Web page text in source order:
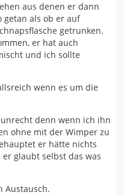
aus denen er dann
getan als ob er auf
getrunken.
er hat auch
und ich sollte
wenn es um die
denn wenn ich ihn
ohne mit der Wimper zu
er hätte nichts
glaubt selbst das was
Austausch.